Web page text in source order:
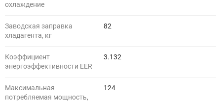
охлаждение
Заводская заправка
хладагента, кг
82
Коэффициент
энергоэффективности EER
3.132
Максимальная
потребляемая мощность,
124